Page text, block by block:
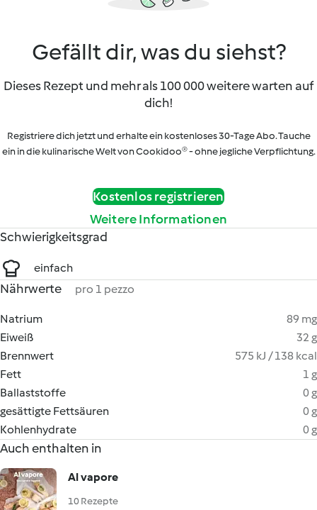
Gefällt dir, was du siehst?
Dieses Rezept und mehr als 100 000 weitere warten auf
dich!
Registriere dich jetzt und erhalte ein kostenloses 30-Tage Abo. Tauche
ein in die kulinarische Welt von Cookidoo® - ohne jegliche Verpflichtung.
Kostenlos registrieren
Weitere Informationen
Schwierigkeitsgrad
einfach
Nährwerte pro 1 pezzo
Natrium
89 mg
Eiweiß
32 g
Brennwert
575 kJ / 138 kcal
Fett
1 g
Ballaststoffe
0 g
gesättigte Fettsäuren
0 g
Kohlenhydrate
0 g
Auch enthalten in
Al vapore
10 Rezepte